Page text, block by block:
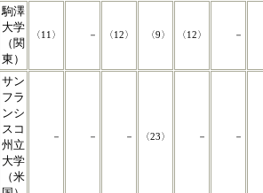
駒澤
大学
（関
東）
〈11〉 － 〈12〉 〈9〉 〈12〉 －
サン
フラ
ンシ
スコ
州立
大学
（米
－ － － 〈23〉 － －